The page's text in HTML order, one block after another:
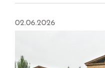
02.06.2026